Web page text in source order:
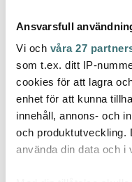
Ansvarsfull
Vi och våra 27
som t.ex. ditt IP-
cookies för att lagra
enhet för att kunna
innehåll, annons- och
och produktutveckling.
använda din data och i
Design House
Stockholm
Elsa Beskow August
mugg 28 cl vit
250 kr